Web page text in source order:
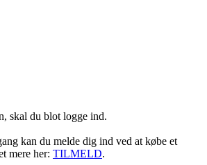
skal du blot logge ind.
kan du melde dig ind ved at købe et
mere her: TILMELD.